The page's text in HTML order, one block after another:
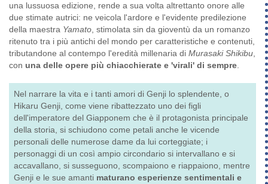
una lussuosa edizione, rende a sua volta altrettanto onore alle
due stimate autrici: ne veicola l'ardore e l'evidente predilezione
della maestra Yamato , stimolata sin da gioventù da un romanzo
ritenuto tra i più antichi del mondo per caratteristiche e contenuti,
tributandone al contempo l'eredità millenaria di Murasaki Shikibu
con una delle opere più chiacchierate e 'virali' di sempre
Nel narrare la vita e i tanti amori di Genji lo splendente, o
Hikaru Genji, come viene ribattezzato uno dei figli
dell'imperatore del Giapponem che è il protagonista principale
della storia, si schiudono come petali anche le vicende
personali delle numerose dame da lui corteggiate; i
personaggi di un così ampio circondario si intervallano e si
accavallano, si susseguono, scompaiono e riappaiono, mentre
Genji e le sue amanti maturano esperienze sentimentali e